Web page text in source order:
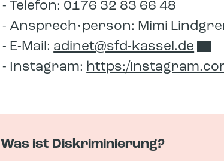
Telefon: 0176 32 83 66 48
Ansprech•person: Mimi
E-Mail: adinet​‍​
sfd-kassel.de
Instagram: https:/
Was ist Diskriminierung?